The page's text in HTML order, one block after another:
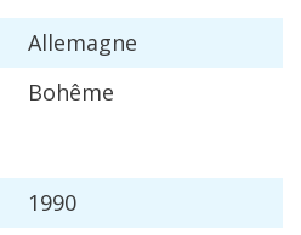
Allemagne
Bohême
1990